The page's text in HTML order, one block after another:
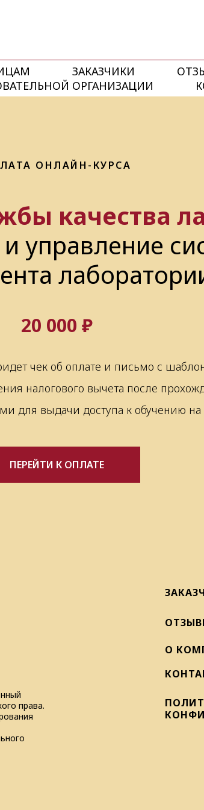
ЗАКАЗЧИКИ
ОРГАНИЗАЦИИ
ОНЛАЙН-КУРСА
качества
управление
20 000 ₽
чек об оплате и письмо с
налогового вычета после
для выдачи доступа к обучению на
ПЕРЕЙТИ К ОПЛАТЕ
О
права.